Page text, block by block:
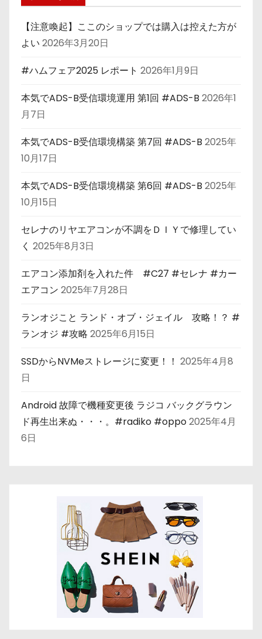
【注意喚起】ここのショップでは購入は控えた方が
よい 2026年3月20日
#ハムフェア2025 レポート 2026年1月9日
本気でADS-B受信環境運用 第1回 #ADS-B 2026年1
月7日
本気でADS-B受信環境構築 第7回 #ADS-B 2025年
10月17日
本気でADS-B受信環境構築 第6回 #ADS-B 2025年
10月15日
セレナのリヤエアコンが不調をＤＩＹで修理してい
く 2025年8月3日
エアコン添加剤を入れた件 #C27 #セレナ #カー
エアコン 2025年7月28日
ランオジこと ランド・オブ・ジェイル 攻略！？ #
ランオジ #攻略 2025年6月15日
SSDからNVMeストレージに変更！！ 2025年4月8
日
Android 故障で機種変更後 ラジコ バックグラウン
ド再生出来ぬ・・・。#radiko #oppo2025年4月
6日